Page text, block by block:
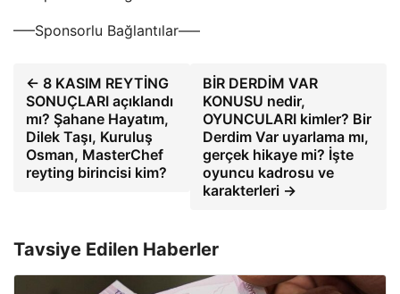
—–Sponsorlu Bağlantılar—–
← 8 KASIM REYTİNG
SONUÇLARI açıklandı
mı? Şahane Hayatım,
Dilek Taşı, Kuruluş
Osman, MasterChef
reyting birincisi kim?
BİR DERDİM VAR
KONUSU nedir,
OYUNCULARI kimler? Bir
Derdim Var uyarlama mı,
gerçek hikaye mi? İşte
oyuncu kadrosu ve
karakterleri →
Tavsiye Edilen Haberler